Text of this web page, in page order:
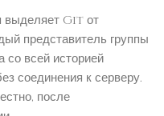
выделяет Git от
представитель группы
со всей историей
соединения к серверу.
после